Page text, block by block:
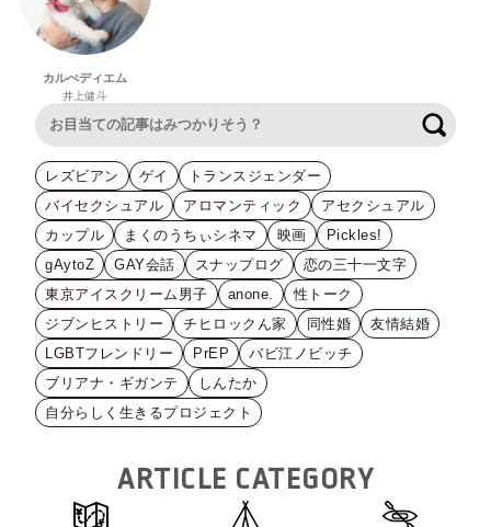
カルぺディエム
井上健斗
レズビアン ゲイ
トランスジェンダー
バイセクシュアル
アロマンティック
アセクシュアル
カップル
まくのうちぃシネマ 映画
Pickles!
gAytoZ
GAY会話 スナップログ
恋の三十一文字
東京アイスクリーム男子
anone.
性トーク
ジブンヒストリー
チヒロックん家 同性婚
友情結婚
LGBTフレンドリー
PrEP
バビ江ノビッチ
ブリアナ・ギガンテ
しんたか
自分らしく生きるプロジェクト
ARTICLE CATEGORY